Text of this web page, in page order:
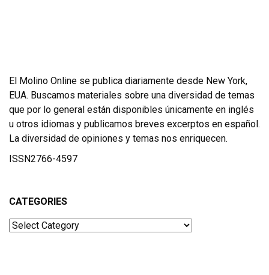
El Molino Online se publica diariamente desde New York,
EUA. Buscamos materiales sobre una diversidad de temas
que por lo general están disponibles únicamente en inglés
u otros idiomas y publicamos breves excerptos en español.
La diversidad de opiniones y temas nos enriquecen.
ISSN2766-4597
CATEGORIES
Categories